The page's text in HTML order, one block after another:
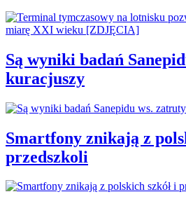
Są wyniki badań
kuracjuszy
Smartfony znikają z
przedszkoli